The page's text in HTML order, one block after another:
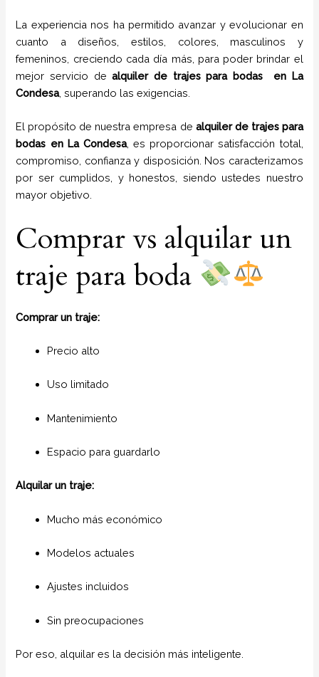
La experiencia nos ha permitido avanzar y evolucionar en
cuanto a diseños, estilos, colores, masculinos y
femeninos, creciendo cada día más, para poder brindar el
mejor servicio dealquiler de trajes para bodas en La
Condesa, superando las exigencias.
El propósito de nuestra empresa de alquiler de trajes para
bodas en La Condesa, es proporcionar satisfacción total,
compromiso, confianza y disposición. Nos caracterizamos
por ser cumplidos, y honestos, siendo ustedes nuestro
mayor objetivo.
Comprar vs alquilar un
traje para boda
Comprar un traje:
Precio alto
Uso limitado
Mantenimiento
Espacio para guardarlo
Alquilar un traje:
Mucho más económico
Modelos actuales
Ajustes incluidos
Sin preocupaciones
Por eso, alquilar es la decisión más inteligente.